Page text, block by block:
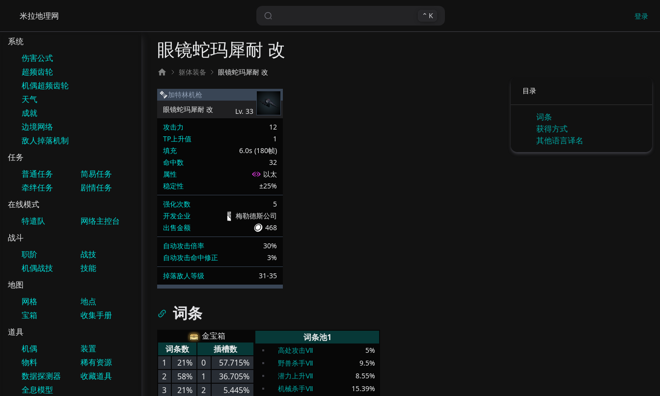
米拉地理网 ⌃ K 登录
系统
伤害公式
超频齿轮
机偶超频齿轮
天气
成就
边境网络
敌人掉落机制
任务
普通任务
简易任务
牵绊任务
剧情任务
在线模式
特遣队
网络主控台
战斗
职阶
战技
机偶战技
技能
地图
网格
地点
宝箱
收集手册
道具
机偶
装置
物料
稀有资源
数据探测器
收藏道具
全息模型
眼镜蛇玛犀耐 改
躯体装备
眼镜蛇玛犀耐 改
目录
词条
获得方式
其他语言译名
加特林机枪
眼镜蛇玛犀耐 改
Lv. 33
攻击力
12
TP上升值
1
填充
6.0s (180帧)
命中数
32
属性
以太
稳定性
±25%
强化次数
5
开发企业
梅勒德斯公司
出售金额
468
自动攻击倍率
30%
自动攻击命中修正
3%
掉落敌人等级
31-35
词条
金宝箱
词条数
插槽数
1
21% 0
57.715%
2
58% 1
36.705%
3
21% 2
5.445%
词条池1
高处攻击Ⅶ 5%
野兽杀手Ⅶ
9.5%
潜力上升Ⅶ
8.55%
机械杀手Ⅶ
15.39%